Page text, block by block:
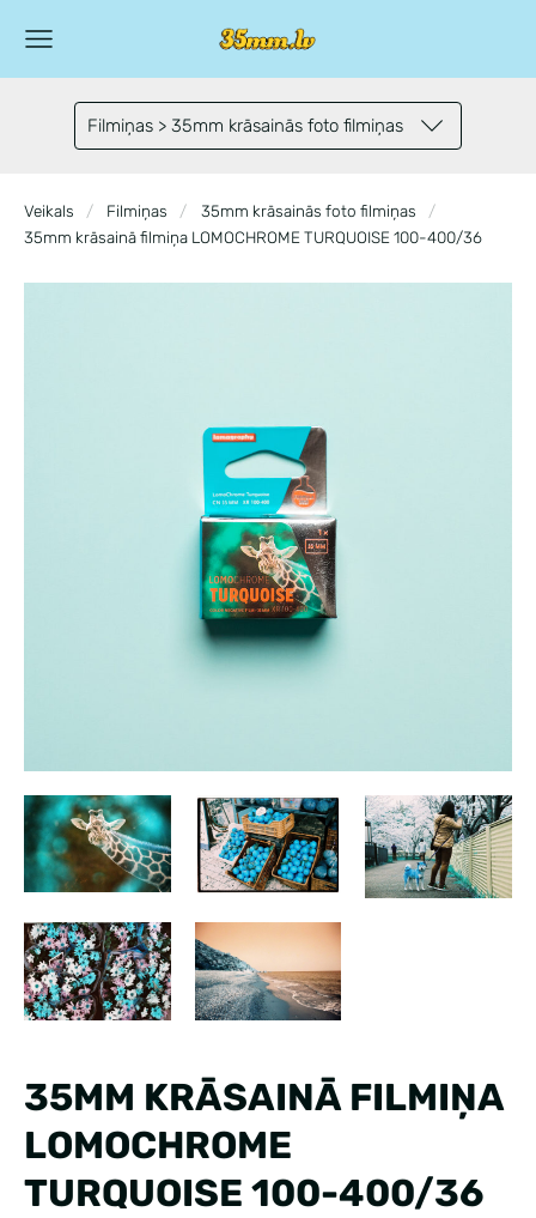
Filmiņas > 35mm krāsainās foto filmiņas
Veikals Filmiņas
35mm krāsainās foto filmiņas
35mm krāsainā filmiņa LOMOCHROME TURQUOISE 100-400/36
35MM KRĀSAINĀ FILMIŅA
LOMOCHROME
TURQUOISE 100-400/36